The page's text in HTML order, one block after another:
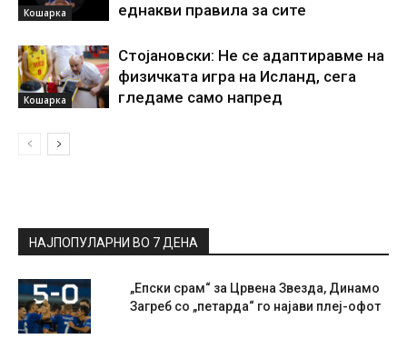
Кошарка
еднакви правила за сите
Кошарка
Стојановски: Не се адаптиравме на
физичката игра на Исланд, сега
гледаме само напред
НАЈПОПУЛАРНИ ВО 7 ДЕНА
„Епски срам“ за Црвена Звезда, Динамо
Загреб со „петарда“ го најави плеј-офот